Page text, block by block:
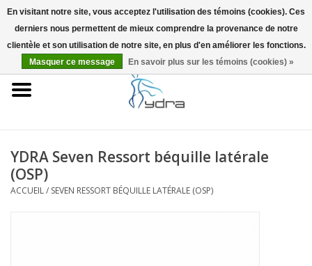
EUR
Accueil
Infos
YDRA Seven Ressort béquille latérale
(OSP)
ACCUEIL/ SEVEN RESSORT BÉQUILLE LATÉRALE (OSP)
En visitant notre site, vous acceptez l'utilisation des témoins (cookies). Ces
derniers nous permettent de mieux comprendre la provenance de notre
clientèle et son utilisation de notre site, en plus d'en améliorer les fonctions.
Masquer ce message
En savoir plus sur les témoins (cookies) »